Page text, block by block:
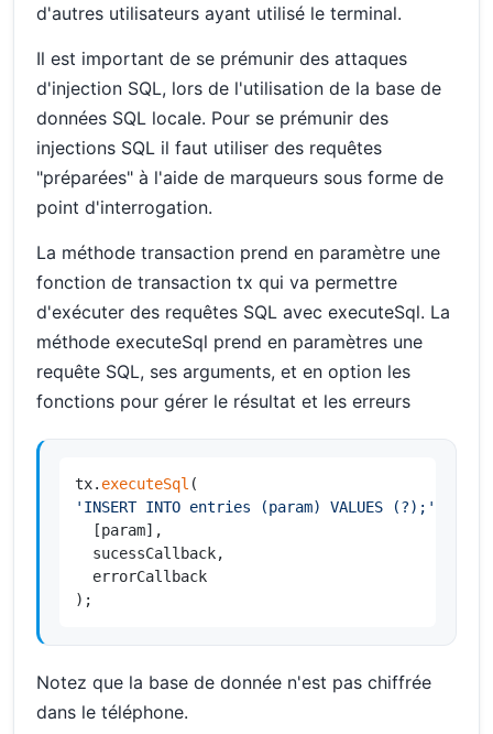
d'autres utilisateurs ayant utilisé le terminal.
Il est important de se prémunir des attaques
d'injection SQL, lors de l'utilisation de la base de
données SQL locale. Pour se prémunir des
injections SQL il faut utiliser des requêtes
"préparées" à l'aide de marqueurs sous forme de
point d'interrogation.
La méthode transaction prend en paramètre une
fonction de transaction tx qui va permettre
d'exécuter des requêtes SQL avec executeSql. La
méthode executeSql prend en paramètres une
requête SQL, ses arguments, et en option les
fonctions pour gérer le résultat et les erreurs
tx. executeSql
'INSERT INTO entries (param) VALUES (?);'
  [param],
  sucessCallback,
  errorCallback
);
Notez que la base de donnée n'est pas chiffrée
dans le téléphone.